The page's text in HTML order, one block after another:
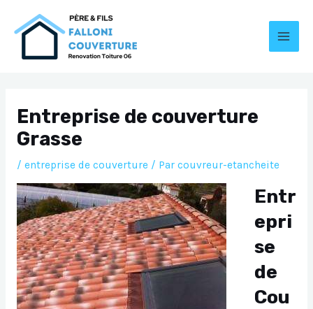
Entreprise de couverture
Grasse
/ entreprise de couverture/ Par couvreur-etancheite
Entr
epri
se
de
Cou